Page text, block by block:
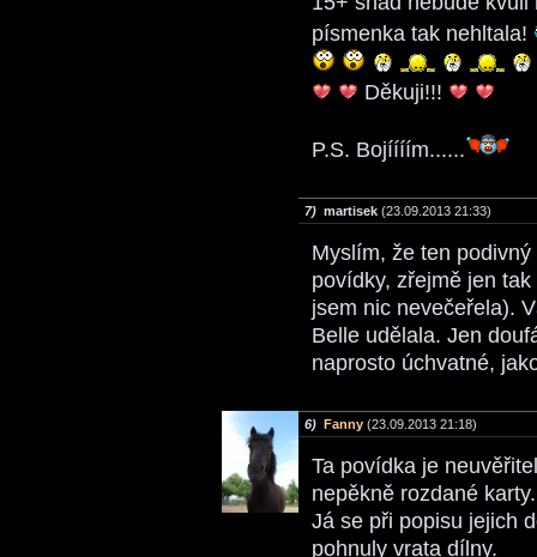
písmenka tak nehltala!
Děkuji!!!
P.S. Bojíííím......
7) martisek (23.09.2013 21:33)
Myslím, že ten
povídky, zřejmě jen
jsem nic nevečeřela).
Belle udělala. Jen
naprosto úchvatné,
6) Fanny (23.09.2013 21:18)
Ta povídka je
nepěkně rozdané
Já se při popisu jejich
pohnuly vrata dílny.